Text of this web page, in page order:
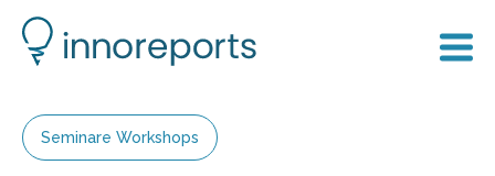
Seminare Workshops